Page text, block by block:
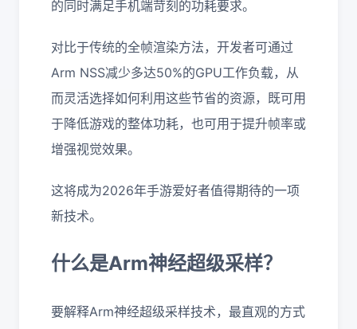
的同时满足手机端苛刻的功耗要求。
对比于传统的全帧渲染方法，开发者可通过
Arm NSS减少多达50%的GPU工作负载，从
而灵活选择如何利用这些节省的资源，既可用
于降低游戏的整体功耗，也可用于提升帧率或
增强视觉效果。
这将成为2026年手游爱好者值得期待的一项
新技术。
什么是Arm神经超级采样？
要解释Arm神经超级采样技术，最直观的方式